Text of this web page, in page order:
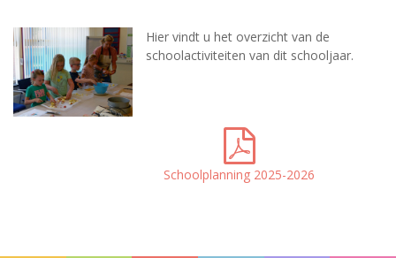
Hier vindt u het overzicht van de
schoolactiviteiten van dit schooljaar.
Schoolplanning 2025-2026